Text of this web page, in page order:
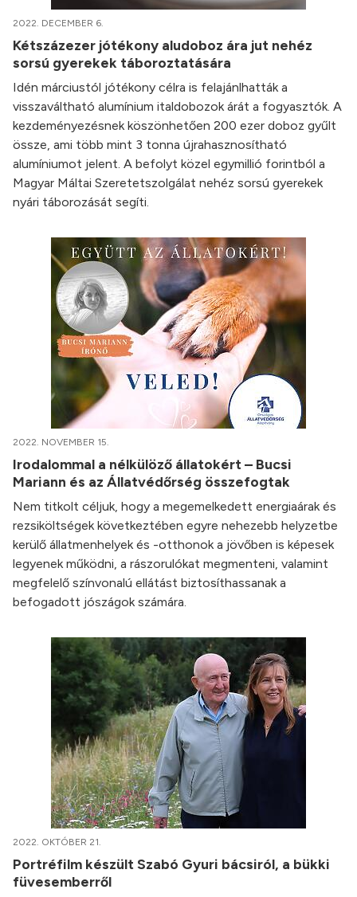
2022. DECEMBER 6.
Kétszázezer jótékony aludoboz ára jut nehéz
sorsú gyerekek táboroztatására
Idén márciustól jótékony célra is felajánlhatták a
visszaváltható alumínium italdobozok árát a fogyasztók. A
kezdeményezésnek köszönhetően 200 ezer doboz gyűlt
össze, ami több mint 3 tonna újrahasznosítható
alumíniumot jelent. A befolyt közel egymillió forintból a
Magyar Máltai Szeretetszolgálat nehéz sorsú gyerekek
nyári táborozását segíti.
2022. NOVEMBER 15.
Irodalommal a nélkülöző állatokért – Bucsi
Mariann és az Állatvédőrség összefogtak
Nem titkolt céljuk, hogy a megemelkedett energiaárak és
rezsiköltségek következtében egyre nehezebb helyzetbe
kerülő állatmenhelyek és -otthonok a jövőben is képesek
legyenek működni, a rászorulókat megmenteni, valamint
megfelelő színvonalú ellátást biztosíthassanak a
befogadott jószágok számára.
2022. OKTÓBER 21.
Portréfilm készült Szabó Gyuri bácsiról, a bükki
füvesemberről